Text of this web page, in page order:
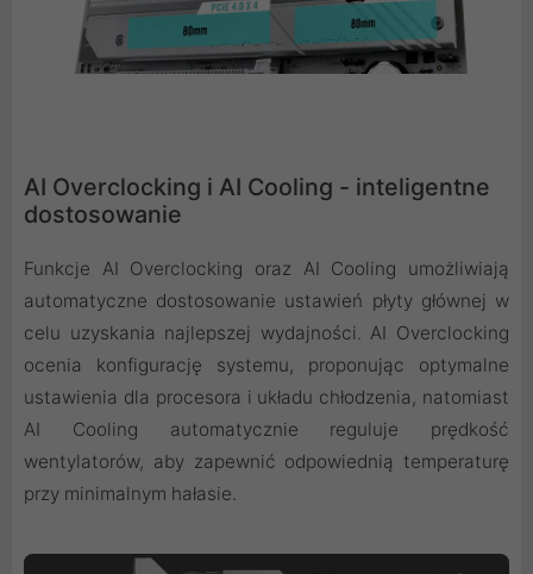
AI Overclocking i AI Cooling - inteligentne
dostosowanie
Funkcje AI Overclocking oraz AI Cooling umożliwiają
automatyczne dostosowanie ustawień płyty głównej w
celu uzyskania najlepszej wydajności. AI Overclocking
ocenia konfigurację systemu, proponując optymalne
ustawienia dla procesora i układu chłodzenia, natomiast
AI Cooling automatycznie reguluje prędkość
wentylatorów, aby zapewnić odpowiednią temperaturę
przy minimalnym hałasie.